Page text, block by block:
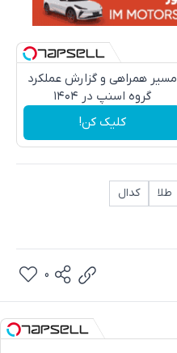
مسیر همراهی و گزارش عملکرد
گروه اسنپ در ۱۴۰۴
کلیک کن!
طلا
کدال
0